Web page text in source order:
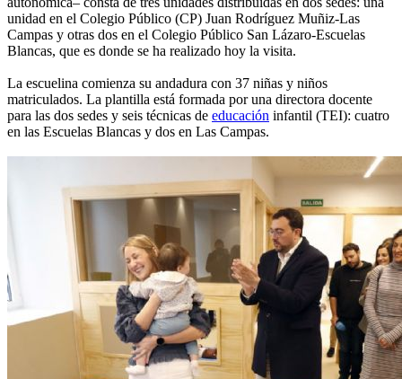
unidad en el Colegio Público (CP) Juan Rodríguez Muñiz-Las
Campas y otras dos en el Colegio Público San Lázaro-Escuelas
Blancas, que es donde se ha realizado hoy la visita.
La escuelina comienza su andadura con 37 niñas y niños
matriculados. La plantilla está formada por una directora docente
para las dos sedes y seis técnicas de educación infantil (TEI): cuatro
en las Escuelas Blancas y dos en Las Campas.